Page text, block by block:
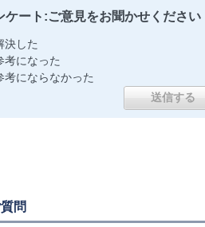
ケート:ご意見をお聞かせください
決した
考になった
考にならなかった
問